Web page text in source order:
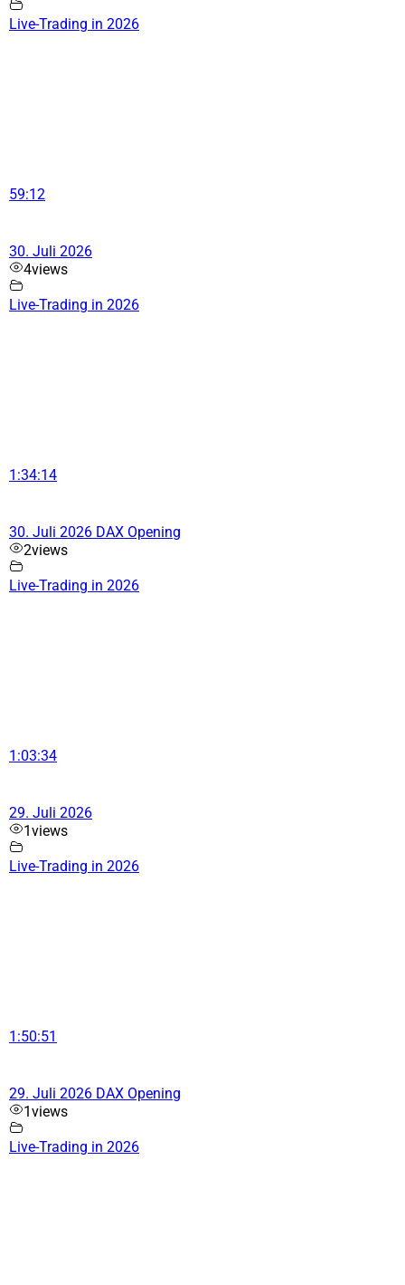
Live-Trading in 2026
59:12
30. Juli 2026
4views
Live-Trading in 2026
1:34:14
30. Juli 2026 DAX Opening
2views
Live-Trading in 2026
1:03:34
29. Juli 2026
1views
Live-Trading in 2026
1:50:51
29. Juli 2026 DAX Opening
1views
Live-Trading in 2026